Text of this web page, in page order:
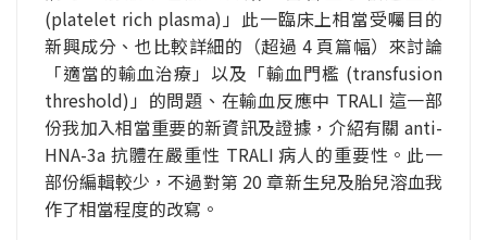
(platelet rich plasma)」此一臨床上相當受囑目的
新興成分、也比較詳細的（超過 4 頁篇幅）來討論
「適當的輸血治療」以及「輸血門檻 (transfusion
threshold)」的問題、在輸血反應中 TRALI 這一部
份我加入相當重要的新資訊及證據，介紹有關 anti-
HNA-3a 抗體在嚴重性 TRALI 病人的重要性。此一
部份編輯較少，不過對第 20 章新生兒及胎兒溶血我
作了相當程度的改寫。